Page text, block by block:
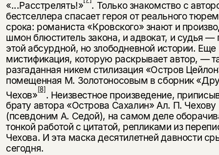
«...Расстрелять!»
. Только знакомство с
бестсел­лера спасает героя от реального
срока: романиста «Кровского» знают и
шмон блюсти­тель закона, и адвокат, и судья —
этой абсурдной, но злободневной исто­рии. Еще
мистификация, которую раскрывает автор, —
разгадан­ная никем стилизация «Остров
помещенная М. Золотоносовым в сборник
Чехов»[8]. Неизвест­ное произведение,
брату автора «Острова Сахалин» Ал. П. Чехову
(псевдоним А. Седой), на са­мом деле
тонкой рабо­той с цитатой, репликами из
Чехова. И эта маска десятилетней дав­ности
сегодня.